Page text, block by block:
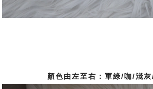
顏色由左至右：軍綠/咖/淺